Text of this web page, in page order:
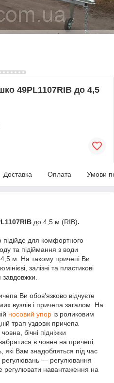
49PL1107RIB до 4,5
Доставка Оплата Умови
до 4,5 м (RIB).
підійде для комфортного
та підіймання з води
м. На такому причепі Ви
залізні та пластикові
Ви обов'язково відчуєте
вузлів і причепа загалом. На
носовий упор із роликовим
трап уздовж причепа
бічні підніжки
в човен на причепі.
які Вам знадобляться під час
регулювань — регулювання
регулювати навантаження на